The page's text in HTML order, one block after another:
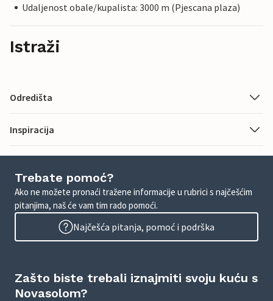
Udaljenost obale/kupalista: 3000 m (Pjescana plaza)
Istraži
Odredišta
Inspiracija
Trebate pomoć?
Ako ne možete pronaći tražene informacije u rubrici s najčešćim
pitanjima, naš će vam tim rado pomoći.
Najčešća pitanja, pomoć i podrška
Zašto biste trebali iznajmiti svoju kuću s
Novasolom?